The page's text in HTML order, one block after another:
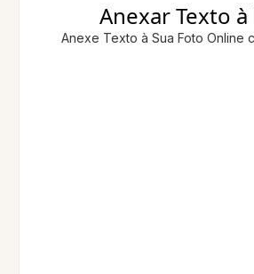
Anexar Texto à
Anexe Texto à Sua Foto Online